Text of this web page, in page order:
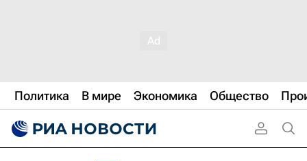
Политика В мире Экономика Общество